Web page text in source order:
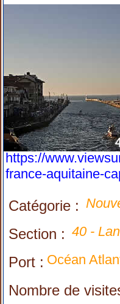
https://
france-aquitaine-
Catégorie :
Section : 40 -
Port : Océan
Nombre de